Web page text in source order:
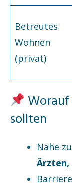
Betreutes
Wohnen
(privat)
sollten
Nähe zu
Ärzten,